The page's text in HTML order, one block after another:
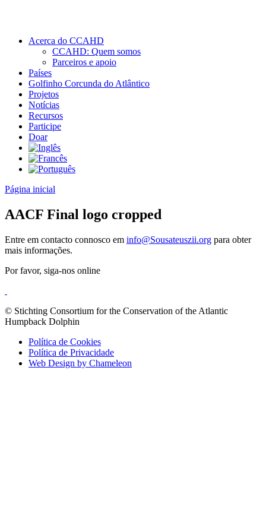
Acerca do CCAHD
CCAHD: Quem somos
Parceiros e apoio
Países
Golfinho Corcunda do Atlântico
Projetos
Notícias
Recursos
Participe
Doar
Página inicial
AACF Final logo cropped
Entre em contacto connosco em info@Sousateuszii.org para obter
mais informações.
Por favor, siga-nos online
© Stichting Consortium for the Conservation of the Atlantic
Humpback Dolphin
Política de Cookies
Política de Privacidade
Web Design by Chameleon